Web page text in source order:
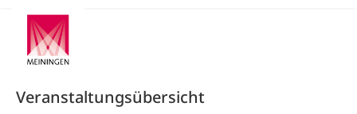
Veranstaltungsübersicht